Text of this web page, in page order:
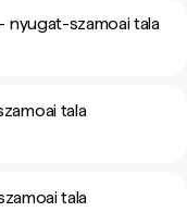
nyugat-szamoai tala
tala
tala